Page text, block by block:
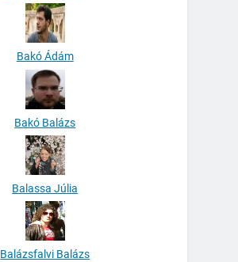
Bakó Ádám
Bakó Balázs
Balassa Júlia
Balázsfalvi Balázs